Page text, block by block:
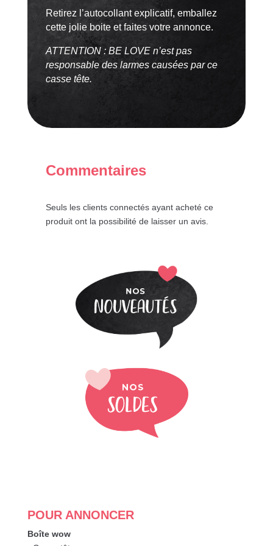
Retirez l’autocollant explicatif, emballez
cette jolie boite et faites votre annonce.
ATTENTION : BE LOVE n’est pas
responsable des larmes causées par ce
casse tête.
Commentaires
Seuls les clients connectés ayant acheté ce
produit ont la possibilité de laisser un avis.
POUR ANNONCER
Boîte wow